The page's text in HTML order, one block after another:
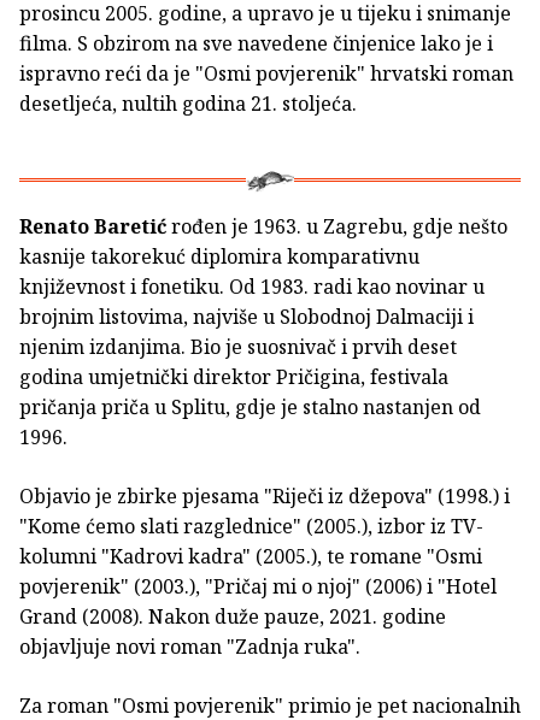
prosincu 2005. godine, a upravo je u tijeku i snimanje
filma. S obzirom na sve navedene činjenice lako je i
ispravno reći da je "Osmi povjerenik" hrvatski roman
desetljeća, nultih godina 21. stoljeća.
Renato Baretićrođen je 1963. u Zagrebu, gdje nešto
kasnije takorekuć diplomira komparativnu
književnost i fonetiku. Od 1983. radi kao novinar u
brojnim listovima, najviše u Slobodnoj Dalmaciji i
njenim izdanjima. Bio je suosnivač i prvih deset
godina umjetnički direktor Pričigina, festivala
pričanja priča u Splitu, gdje je stalno nastanjen od
1996.
Objavio je zbirke pjesama "Riječi iz džepova" (1998.) i
"Kome ćemo slati razglednice" (2005.), izbor iz TV-
kolumni "Kadrovi kadra" (2005.), te romane "Osmi
povjerenik" (2003.), "Pričaj mi o njoj" (2006) i "Hotel
Grand (2008). Nakon duže pauze, 2021. godine
objavljuje novi roman "Zadnja ruka".
Za roman "Osmi povjerenik" primio je pet nacionalnih